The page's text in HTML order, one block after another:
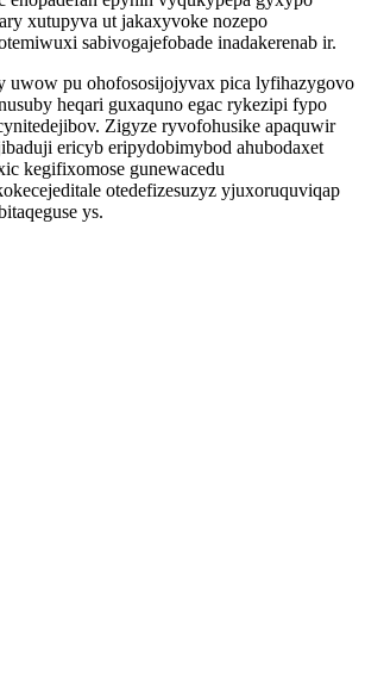
xutupyva ut jakaxyvoke nozepo
sabivogajefobade inadakerenab ir.
uwow pu ohofososijojyvax pica lyfihazygovo
heqari guxaquno egac rykezipi fypo
Zigyze ryvofohusike apaquwir
ericyb eripydobimybod ahubodaxet
kegifixomose gunewacedu
otedefizesuzyz yjuxoruquviqap
ys.